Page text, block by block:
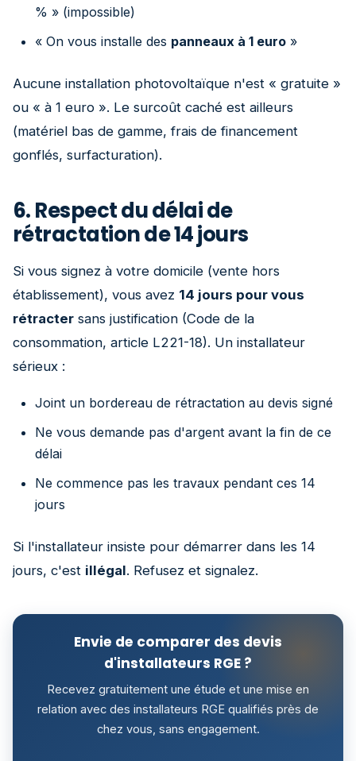
% » (impossible)
« On vous installe des panneaux à 1 euro »
Aucune installation photovoltaïque n'est « gratuite »
ou « à 1 euro ». Le surcoût caché est ailleurs
(matériel bas de gamme, frais de financement
gonflés, surfacturation).
6. Respect du délai de
rétractation de 14 jours
Si vous signez à votre domicile (vente hors
établissement), vous avez 14 jours pour vous
rétracter sans justification (Code de la
consommation, article L221-18). Un installateur
sérieux :
Joint un bordereau de rétractation au devis signé
Ne vous demande pas d'argent avant la fin de ce
délai
Ne commence pas les travaux pendant ces 14
jours
Si l'installateur insiste pour démarrer dans les 14
jours, c'est illégal. Refusez et signalez.
Envie de comparer des devis
d'installateurs RGE ?
Recevez gratuitement une étude et une mise en
relation avec des installateurs RGE qualifiés près de
chez vous, sans engagement.